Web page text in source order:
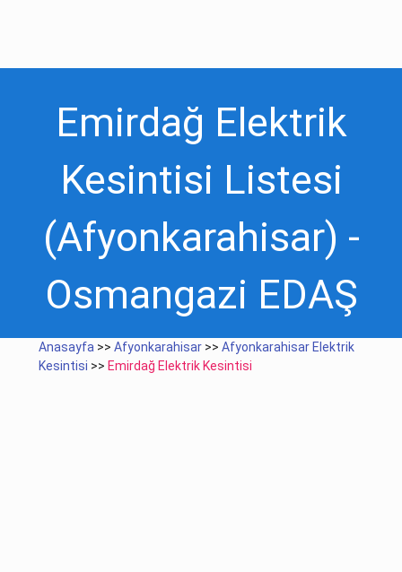
Emirdağ Elektrik
Kesintisi Listesi
(Afyonkarahisar) -
Osmangazi EDAŞ
Anasayfa >>Afyonkarahisar >>Afyonkarahisar Elektrik
Kesintisi >> Emirdağ Elektrik Kesintisi